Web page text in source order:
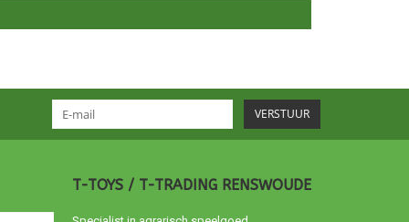
VERSTUUR
T-TOYS / T-TRADING RENSWOUDE